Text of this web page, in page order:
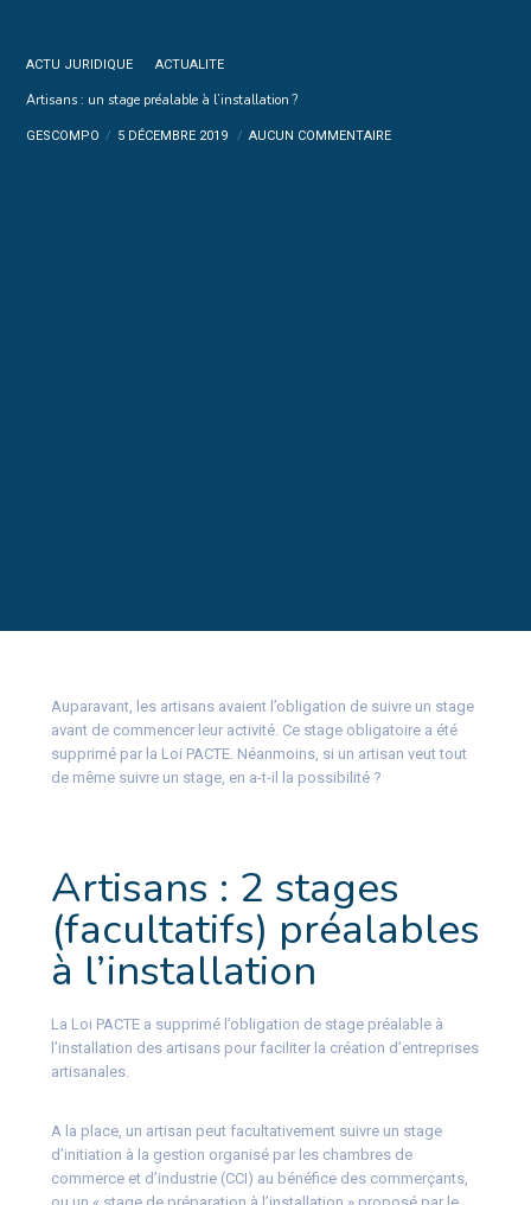
ACTU JURIDIQUE ACTUALITE
Artisans : un stage préalable à l’installation ?
GESCOMPO 5 DÉCEMBRE 2019 AUCUN COMMENTAIRE
Auparavant, les artisans avaient l’obligation de suivre un stage
avant de commencer leur activité. Ce stage obligatoire a été
supprimé par la Loi PACTE. Néanmoins, si un artisan veut tout
de même suivre un stage, en a-t-il la possibilité ?
Artisans : 2 stages
(facultatifs) préalables
à l’installation
La Loi PACTE a supprimé l’obligation de stage préalable à
l’installation des artisans pour faciliter la création d’entreprises
artisanales.
A la place, un artisan peut facultativement suivre un stage
d’initiation à la gestion organisé par les chambres de
commerce et d’industrie (CCI) au bénéfice des commerçants,